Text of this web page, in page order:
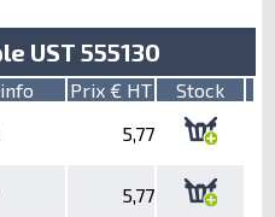
UST 555130
Prix € HT
Stock
5,77
5,77